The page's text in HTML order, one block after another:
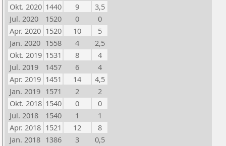
Okt. 2020 1440 9
3,5
Jul. 2020
1520 0
0
Apr. 2020 1520 10
5
Jan. 2020 1558 4
2,5
Okt. 2019 1531 8
4
Jul. 2019
1457 6
4
Apr. 2019 1451 14
4,5
Jan. 2019 1571 2
2
Okt. 2018 1540 0
0
Jul. 2018
1540 1
1
Apr. 2018 1521 12
8
Jan. 2018 1386 3
0,5